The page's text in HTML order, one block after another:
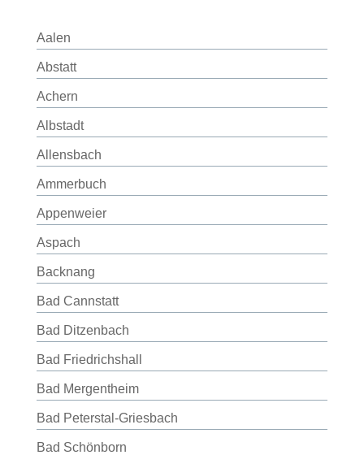
Aalen
Abstatt
Achern
Albstadt
Allensbach
Ammerbuch
Appenweier
Aspach
Backnang
Bad Cannstatt
Bad Ditzenbach
Bad Friedrichshall
Bad Mergentheim
Bad Peterstal-Griesbach
Bad Schönborn